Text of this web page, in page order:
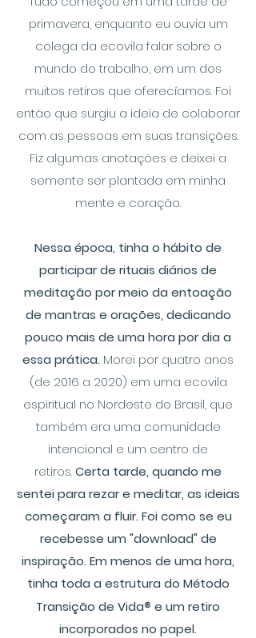
primavera, enquanto eu ouvia um
colega da ecovila falar sobre o
mundo do trabalho, em um dos
muitos retiros que oferecíamos. Foi
então que surgiu a ideia de colaborar
com as pessoas em suas transições.
Fiz algumas anotações e deixei a
semente ser plantada em minha
mente e coração.
Nessa época, tinha o hábito de
participar de rituais diários de
meditação por meio da entoação
de mantras e orações, dedicando
pouco mais de uma hora por dia a
essa prática. Morei por quatro anos
(de 2016 a 2020) em uma ecovila
espiritual no Nordeste do Brasil, que
também era uma comunidade
intencional e um centro de
retiros.Certa tarde, quando me
sentei para rezar e meditar, as ideias
começaram a fluir. Foi como se eu
recebesse um "download" de
inspiração. Em menos de uma hora,
tinha toda a estrutura do Método
Transição de Vida® e um retiro
incorporados no papel.